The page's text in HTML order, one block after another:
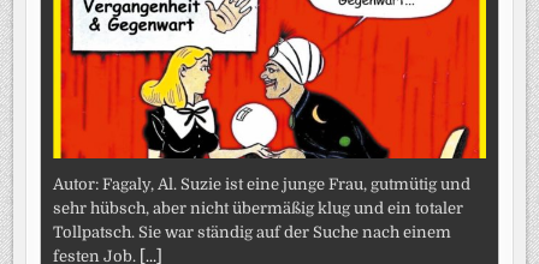
Autor: Fagaly, Al. Suzie ist eine junge Frau, gutmütig und
sehr hübsch, aber nicht übermäßig klug und ein totaler
Tollpatsch. Sie war ständig auf der Suche nach einem
festen Job. [...]